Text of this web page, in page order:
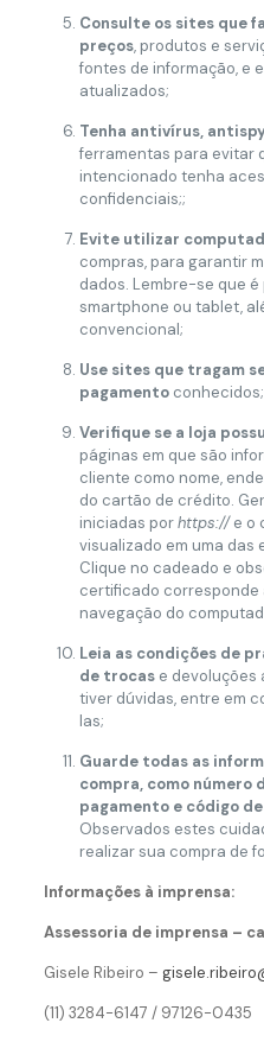
Consulte os sites que
preços, produtos e
fontes de informação, e
atualizados;
Tenha antivírus,
ferramentas para evitar
intencionado tenha
confidenciais;;
Evite utilizar
compras, para garantir
dados. Lembre-se que
smartphone ou tablet,
convencional;
Use sites que tragam
pagamentoconhecidos;
Verifique se a loja
páginas em que são
cliente como nome,
do cartão de crédito.
iniciadas porhttps://e o
visualizado em uma das
Clique no cadeado e
certificado corresponde
navegação do
Leia as condições de
de trocase devoluções
tiver dúvidas, entre em
las;
Guarde todas as
compra, como número
pagamento e código
Observados estes
realizar sua compra de
Informações à imprensa:
Assessoria de imprensa –
Gisele Ribeiro –
(11) 3284-6147 / 97126-0435